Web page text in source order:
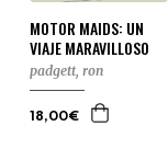
MOTOR MAIDS: UN
VIAJE MARAVILLOSO
padgett, ron
18,00€